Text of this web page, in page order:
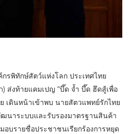
กรพิทักษ์สัตว์แห่งโลก ประเทศไทย
ส่งท้ายแคมเปญ “บึ๊ด จ้ำ บึ๊ด ฮึดสู้เพื่อ
เดินหน้าเข้าพบ นายสัตวแพทย์รักไทย
นาระบบและรับรองมาตรฐานสินค้า
บรายชื่อประชาชนเรียกร้องการหยุด